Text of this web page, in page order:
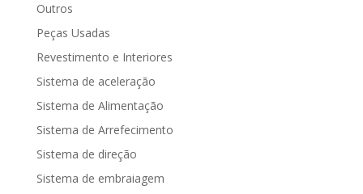
Outros
Peças Usadas
Revestimento e Interiores
Sistema de aceleração
Sistema de Alimentação
Sistema de Arrefecimento
Sistema de direção
Sistema de embraiagem